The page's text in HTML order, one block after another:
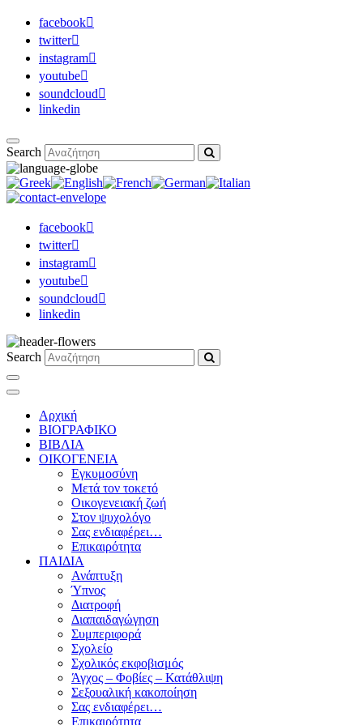
facebook
twitter
instagram
youtube
soundcloud
linkedin
Search
facebook
twitter
instagram
youtube
soundcloud
linkedin
Search
Αρχική
ΒΙΟΓΡΑΦΙΚΟ
ΒΙΒΛΙΑ
ΟΙΚΟΓΕΝΕΙΑ
Εγκυμοσύνη
Μετά τον τοκετό
Οικογενειακή ζωή
Στον ψυχολόγο
Σας ενδιαφέρει…
Επικαιρότητα
ΠΑΙΔΙΑ
Ανάπτυξη
Ύπνος
Διατροφή
Διαπαιδαγώγηση
Συμπεριφορά
Σχολείο
Σχολικός εκφοβισμός
Άγχος – Φοβίες – Κατάθλιψη
Σεξουαλική κακοποίηση
Σας ενδιαφέρει…
Επικαιρότητα